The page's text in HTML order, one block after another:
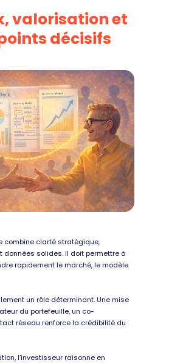
valorisation et
décisifs
combine clarté stratégique,
données solides. Il doit permettre à
rapidement le marché, le modèle
un rôle déterminant. Une mise
du portefeuille, un co-
réseau renforce la crédibilité du
l’investisseur raisonne en